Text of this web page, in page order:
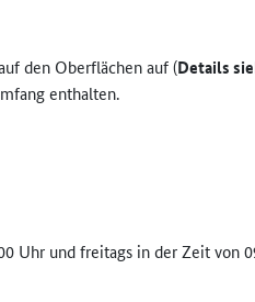
den Oberflächen auf (Details
enthalten.
Uhr und freitags in der Zeit von